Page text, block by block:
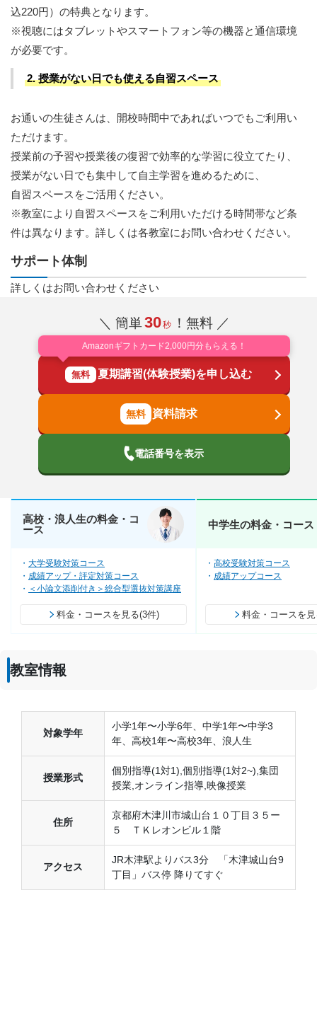
込220円）の特典となります。
※視聴にはタブレットやスマートフォン等の機器と通信環境
が必要です。
2. 授業がない日でも使える自習スペース
お通いの生徒さんは、開校時間中であればいつでもご利用い
ただけます。
授業前の予習や授業後の復習で効率的な学習に役立てたり、
授業がない日でも集中して自主学習を進めるために、
自習スペースをご活用ください。
※教室により自習スペースをご利用いただける時間帯など条
件は異なります。詳しくは各教室にお問い合わせください。
サポート体制
詳しくはお問い合わせください
＼ 簡単30秒 ！無料 ／
Amazonギフトカード2,000円分もらえる！
無料 夏期講習(体験授業)を申し込む
資料請求
電話番号を表示
高校・浪人生の料金・コ
ース
大学受験対策コース
成績アップ・評定対策コース
＜小論文添削付き＞総合型選抜対策講座
料金・コースを見る(3件)
中学生の料金・コース
高校受験対策コース
成績アップコース
料金・コースを
教室情報
対象学年
小学1年〜小学6年、中学1年〜中学3
年、高校1年〜高校3年、浪人生
授業形式
個別指導(1対1),個別指導(1対2~),集団
授業,オンライン指導,映像授業
住所
京都府木津川市城山台１０丁目３５ー
５ ＴＫレオンビル１階
アクセス
JR木津駅よりバス3分 「木津城山台9
丁目」バス停 降りてすぐ